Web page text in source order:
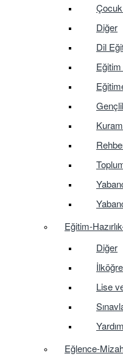
Diğer
Dil
Eğitim
Eğitim-
Diğer
Lise
Eğlence-